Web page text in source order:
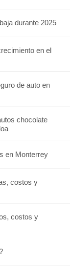
durante 2025
en el
de auto en
chocolate
en Monterrey
costos y
costos y